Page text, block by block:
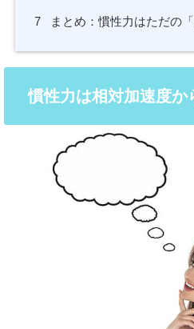
7 まとめ：慣性力はただの「
慣性力は相対加速度か